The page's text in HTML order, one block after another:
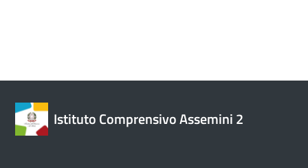
Istituto Comprensivo Assemini 2